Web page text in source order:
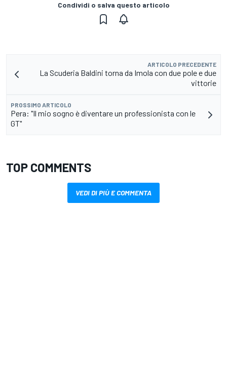
Condividi o salva questo articolo
ARTICOLO PRECEDENTE
La Scuderia Baldini torna da Imola con due pole e due
vittorie
PROSSIMO ARTICOLO
Pera: "Il mio sogno è diventare un professionista con le
GT"
TOP COMMENTS
VEDI DI PIÙ E COMMENTA